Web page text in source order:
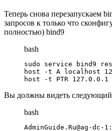
Теперь снова перезапускаем
запросов к только что
полностью) bind9
bash
sudo service bind9
host -t A localhost
host -t PTR 127.0.0.1
Вы должны видеть следующий
bash
AdminGuide.Ru@ag-